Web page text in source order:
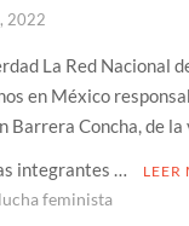
2022
La Red Nacional
en México
Barrera Concha, de
integrantes …
LEER
lucha feminista